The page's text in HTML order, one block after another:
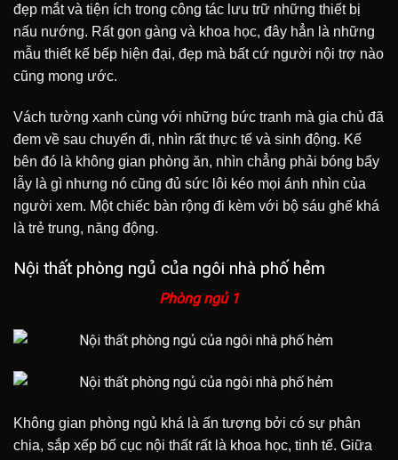
đẹp mắt và tiện ích trong công tác lưu trữ những thiết bị
nấu nướng. Rất gọn gàng và khoa học, đây hẳn là những
mẫu thiết kế bếp hiện đại, đẹp mà bất cứ người nội trợ nào
cũng mong ước.
Vách tường xanh cùng với những bức tranh mà gia chủ đã
đem về sau chuyến đi, nhìn rất thực tế và sinh động. Kế
bên đó là không gian phòng ăn, nhìn chẳng phải bóng bẩy
lẫy là gì nhưng nó cũng đủ sức lôi kéo mọi ánh nhìn của
người xem. Một chiếc bàn rộng đi kèm với bộ sáu ghế khá
là trẻ trung, năng động.
Nội thất phòng ngủ của ngôi nhà phố hẻm
Phòng ngủ 1
Không gian phòng ngủ khá là ấn tượng bởi có sự phân
chia, sắp xếp bố cục nội thất rất là khoa học, tinh tế. Giữa